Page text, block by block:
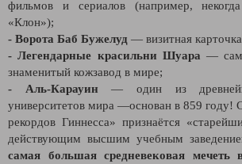
фильмов и сериалов (например,
«Клон»);
- Ворота Баб Бужелуд — визитная
- Легендарные красильни Шуара —
знаменитый кожзавод в мире;
- Аль-Карауин — один из
университетов мира —основан в 859 году!
рекордов Гиннесса» признаётся
действующим высшим учебным
самая большая средневековая